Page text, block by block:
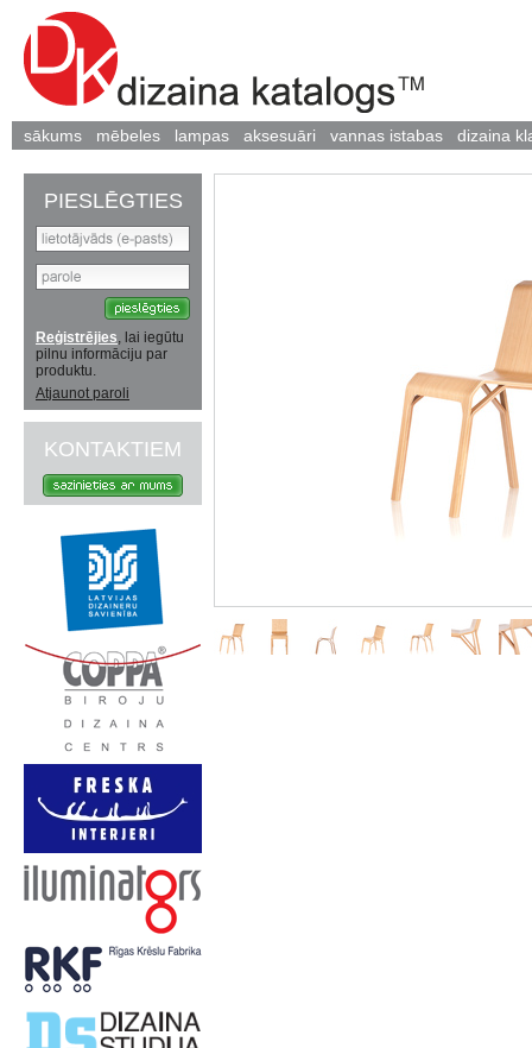
sākums mēbeles lampas aksesuāri vannas istabas dizaina
PIESLĒGTIES
Reģistrējies, lai iegūtu
pilnu informāciju par
produktu.
Atjaunot paroli
KONTAKTIEM